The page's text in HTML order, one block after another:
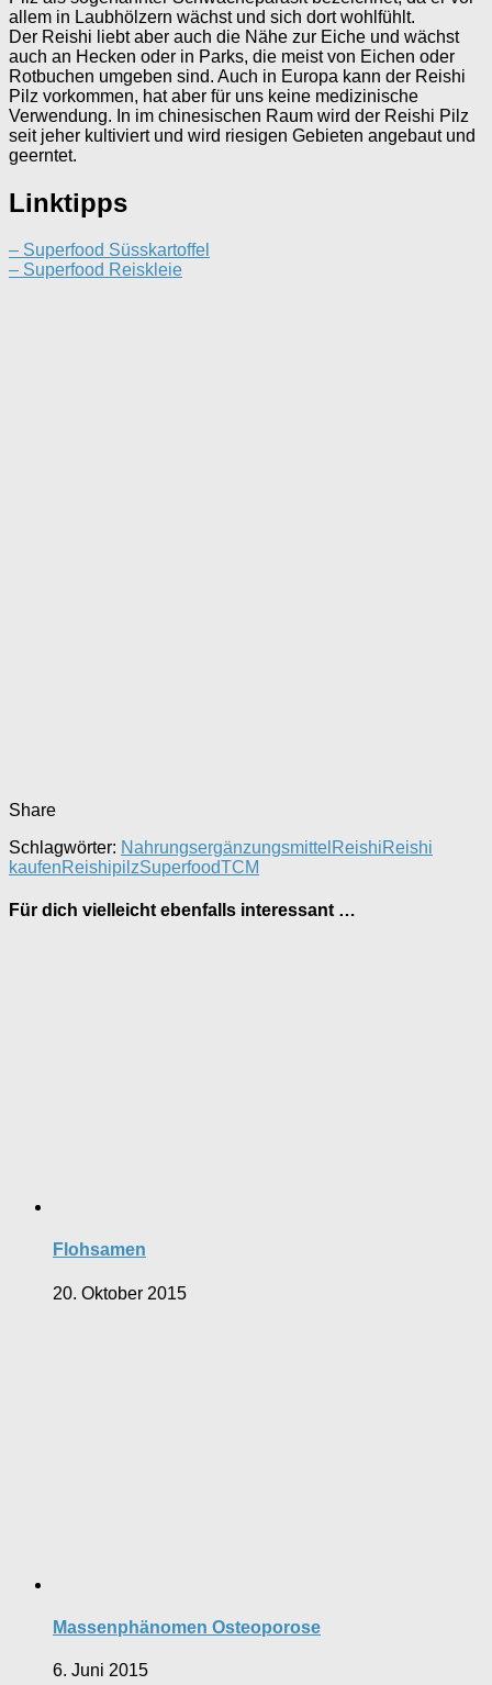
allem in Laubhölzern wächst und sich dort wohlfühlt.
Der Reishi liebt aber auch die Nähe zur Eiche und wächst
auch an Hecken oder in Parks, die meist von Eichen oder
Rotbuchen umgeben sind. Auch in Europa kann der Reishi
Pilz vorkommen, hat aber für uns keine medizinische
Verwendung. In im chinesischen Raum wird der Reishi Pilz
seit jeher kultiviert und wird riesigen Gebieten angebaut und
geerntet.
Linktipps
– Superfood Süsskartoffel
– Superfood Reiskleie
Share
Schlagwörter: Nahrungsergänzungsmittel ReishiReishi
kaufenReishipilzSuperfoodTCM
Für dich vielleicht ebenfalls interessant …
Flohsamen
20. Oktober 2015
Massenphänomen Osteoporose
6. Juni 2015